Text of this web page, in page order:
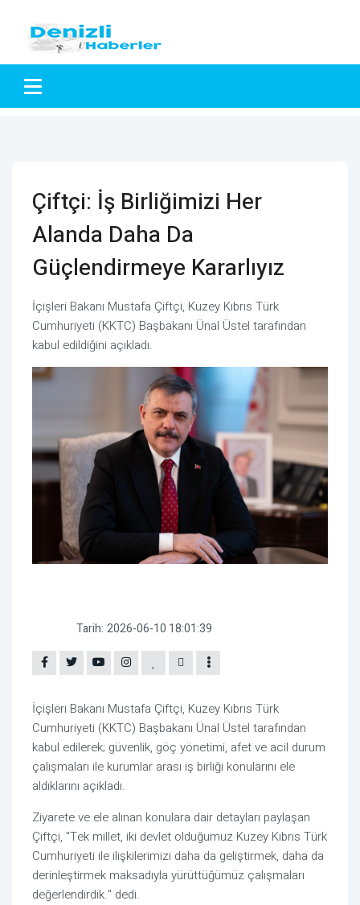
Çiftçi: İş Birliğimizi Her
Alanda Daha Da
Güçlendirmeye Kararlıyız
İçişleri Bakanı Mustafa Çiftçi, Kuzey Kıbrıs Türk
Cumhuriyeti (KKTC) Başbakanı Ünal Üstel tarafından
kabul edildiğini açıkladı.
Tarih: 2026-06-10 18:01:39
İçişleri Bakanı Mustafa Çiftçi, Kuzey Kıbrıs Türk
Cumhuriyeti (KKTC) Başbakanı Ünal Üstel tarafından
kabul edilerek; güvenlik, göç yönetimi, afet ve acil durum
çalışmaları ile kurumlar arası iş birliği konularını ele
aldıklarını açıkladı.
Ziyarete ve ele alınan konulara dair detayları paylaşan
Çiftçi, "Tek millet, iki devlet olduğumuz Kuzey Kıbrıs Türk
Cumhuriyeti ile ilişkilerimizi daha da geliştirmek, daha da
derinleştirmek maksadıyla yürüttüğümüz çalışmaları
değerlendirdik." dedi.